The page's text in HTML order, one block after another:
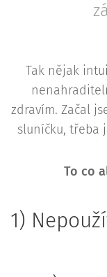
Tak nějak
zdravím. Začal
sluníčku, třeba
To co
1)